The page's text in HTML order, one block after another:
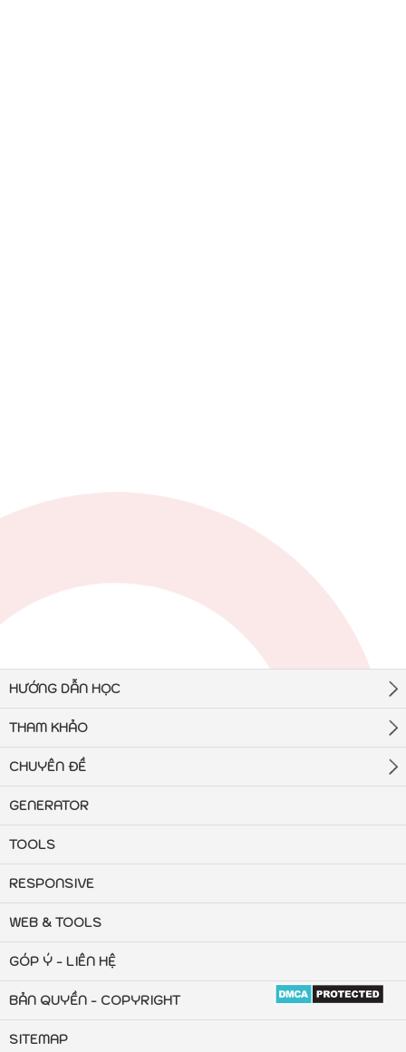
HƯỚNG DẪN HỌC
THAM KHẢO
CHUYÊN ĐỀ
GENERATOR
TOOLS
RESPONSIVE
WEB & TOOLS
GÓP Ý - LIÊN HỆ
BẢN QUYỀN - COPYRIGHT
SITEMAP